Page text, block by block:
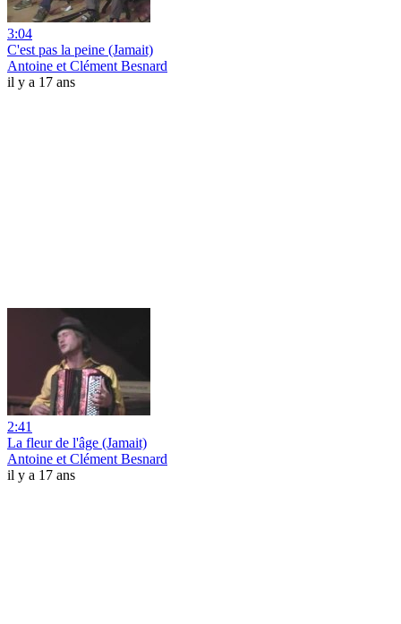
3:04
C'est pas la peine (Jamait)
Antoine et Clément Besnard
il y a 17 ans
2:41
La fleur de l'âge (Jamait)
Antoine et Clément Besnard
il y a 17 ans